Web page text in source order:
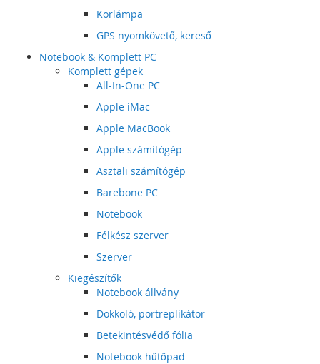
Körlámpa
GPS nyomkövető, kereső
Notebook & Komplett PC
Komplett gépek
All-In-One PC
Apple iMac
Apple MacBook
Apple számítógép
Asztali számítógép
Barebone PC
Notebook
Félkész szerver
Szerver
Kiegészítők
Notebook állvány
Dokkoló, portreplikátor
Betekintésvédő fólia
Notebook hűtőpad